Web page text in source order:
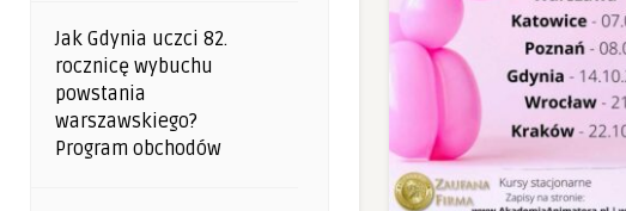
Jak Gdynia uczci 82.
rocznicę wybuchu
powstania
warszawskiego?
Program obchodów